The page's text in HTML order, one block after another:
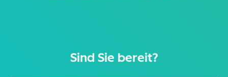
Sind Sie bereit?